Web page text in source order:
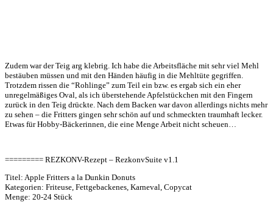
Zudem war der Teig arg klebrig. Ich habe die Arbeitsfläche mit sehr viel Mehl
bestäuben müssen und mit den Händen häufig in die Mehltüte gegriffen.
Trotzdem rissen die “Rohlinge” zum Teil ein bzw. es ergab sich ein eher
unregelmäßiges Oval, als ich überstehende Apfelstückchen mit den Fingern
zurück in den Teig drückte. Nach dem Backen war davon allerdings nichts mehr
zu sehen – die Fritters gingen sehr schön auf und schmeckten traumhaft lecker.
Etwas für Hobby-Bäckerinnen, die eine Menge Arbeit nicht scheuen…
========= REZKONV-Rezept – RezkonvSuite v1.1
Titel: Apple Fritters a la Dunkin Donuts
Kategorien: Friteuse, Fettgebackenes, Karneval, Copycat
Menge: 20-24 Stück